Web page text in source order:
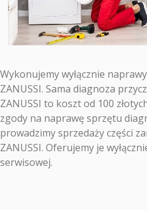
Wykonujemy wyłącznie
ZANUSSI. Sama diagnoza
ZANUSSI to koszt od 100
zgody na naprawę sprzętu
prowadzimy sprzedaży części
ZANUSSI. Oferujemy je
serwisowej.